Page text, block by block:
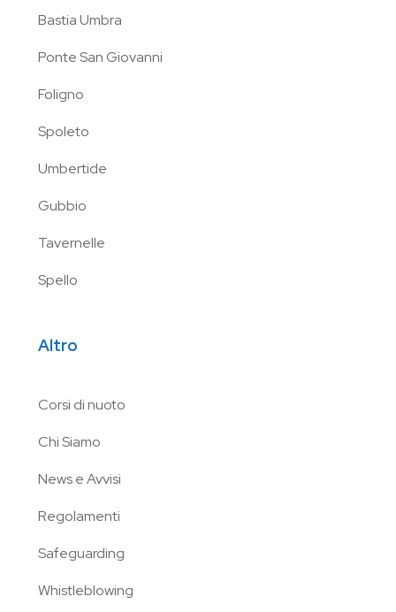
Bastia Umbra
Ponte San Giovanni
Foligno
Spoleto
Umbertide
Gubbio
Tavernelle
Spello
Altro
Corsi di nuoto
Chi Siamo
News e Avvisi
Regolamenti
Safeguarding
Whistleblowing